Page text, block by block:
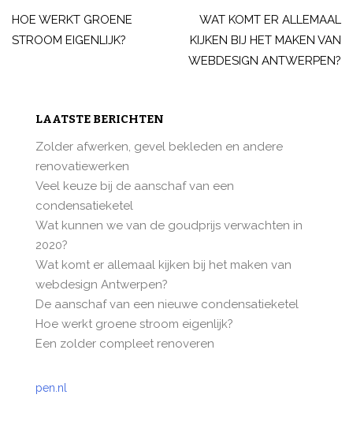
navigation
HOE WERKT GROENE
STROOM EIGENLIJK?
WAT KOMT ER ALLEMAAL
KIJKEN BIJ HET MAKEN VAN
WEBDESIGN ANTWERPEN?
LAATSTE BERICHTEN
Zolder afwerken, gevel bekleden en andere
renovatiewerken
Veel keuze bij de aanschaf van een
condensatieketel
Wat kunnen we van de goudprijs verwachten in
2020?
Wat komt er allemaal kijken bij het maken van
webdesign Antwerpen?
De aanschaf van een nieuwe condensatieketel
Hoe werkt groene stroom eigenlijk?
Een zolder compleet renoveren
pen.nl